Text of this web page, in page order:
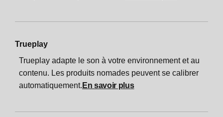
Trueplay
Trueplay adapte le son à votre environnement et au
contenu. Les produits nomades peuvent se calibrer
automatiquement. En savoir plus